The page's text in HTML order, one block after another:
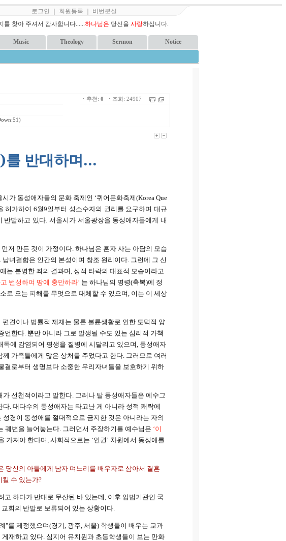
로그인 회원등록
비번분실
를 찾아 주셔서 감사합니다......하나님은 당신을 사랑하십니다.
Music Theology Sermon Notice
ㆍ추천: 0 ㆍ조회: 24907
)를 반대하며...
가 동성애자들의 문화 축제인 ‘퀴어문화축제(Korea Que
허가하여 6월9일부터 성소수자의 권리를 요구하며 대규
발하고 있다. 서울시가 서울광장을 동성애자들에게 내
저 만든 것이 가정이다. 하나님은 혼자 사는 아담의 모습
남녀결합은 인간의 본성이며 창조 원리이다. 그런데 그 신
는 분명한 죄의 결과며, 성적 타락의 대표적 모습이라고
번성하여 땅에 충만하라’ 는 하나님의 명령(축복)에 정
로 오는 피해를 무엇으로 대체할 수 있으며, 이는 이 세상
견이나 법률적 제재는 물론 불륜생활로 인한 도덕적 양
한다. 뿐만 아니라 그로 발생될 수도 있는 심리적 가책
에 감염되어 평생을 질병에 시달리고 있으며, 동성애자
가족들에게 많은 상처를 주었다고 한다. 그러므로 여러
결로부터 생명보다 소중한 우리자녀들을 보호하기 위하
선천적이라고 말한다. 그러나 탈 동성애자들은 예수그
. 대다수의 동성애자는 타고난 게 아니라 성적 쾌락에
경이 동성애를 절대적으로 금지한 것은 아니라는 자의
궤변을 늘어놓는다. 그러면서 주장하기를 예수님은 ‘이
가져야 한다며, 사회적으로는 ‘인권’ 차원에서 동성애를
당신의 아들에게 남자 며느리를 배우자로 삼아서 결혼
킬 수 있는가?
고 하다가 반대로 무산된 바 있는데, 이후 입법기관인 국
회의 반발로 보류되어 있는 상황이다.
"를 제정했으며(경기, 광주, 서울) 학생들이 배우는 교과
재하고 있다. 심지어 유치원과 초등학생들이 보는 만화